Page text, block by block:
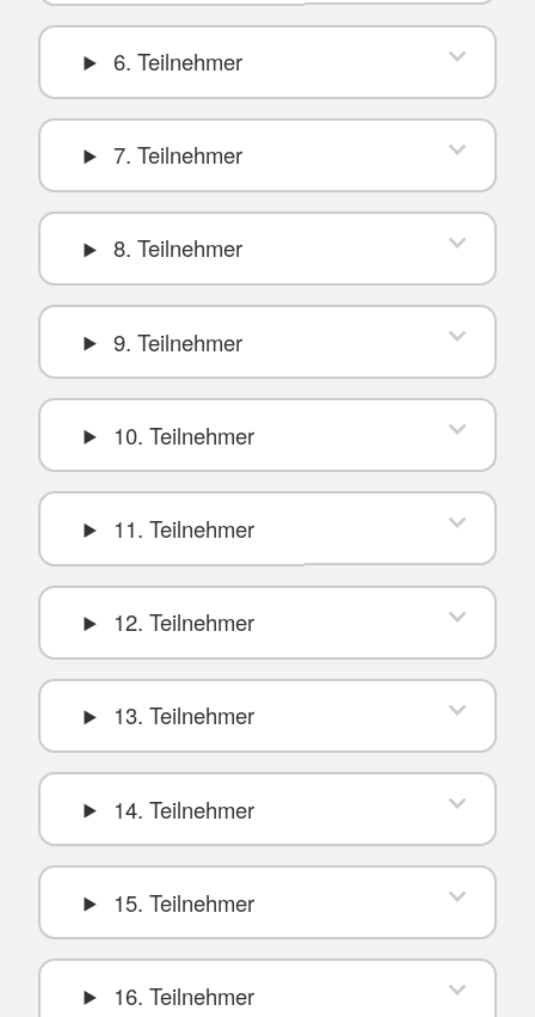
6. Teilnehmer
7. Teilnehmer
8. Teilnehmer
9. Teilnehmer
10. Teilnehmer
11. Teilnehmer
12. Teilnehmer
13. Teilnehmer
14. Teilnehmer
15. Teilnehmer
16. Teilnehmer